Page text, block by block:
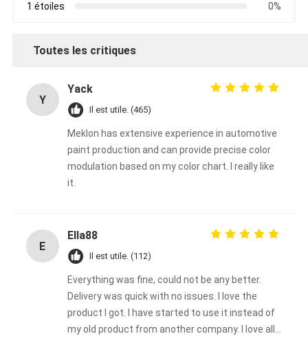
1 étoiles
0%
Toutes les critiques
Y
Yack
Il est utile. (465)
Meklon has extensive experience in automotive
paint production and can provide precise color
modulation based on my color chart. I really like
it.
E
Ella88
Il est utile. (112)
Everything was fine, could not be any better.
Delivery was quick with no issues. I love the
product I got. I have started to use it instead of
my old product from another company. I love all